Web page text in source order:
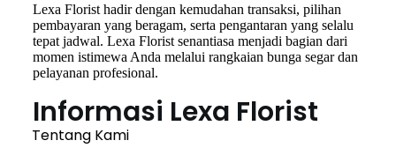
Lexa Florist hadir dengan kemudahan transaksi, pilihan
pembayaran yang beragam, serta pengantaran yang selalu
tepat jadwal. Lexa Florist senantiasa menjadi bagian dari
momen istimewa Anda melalui rangkaian bunga segar dan
pelayanan profesional.
Informasi Lexa Florist
Tentang Kami